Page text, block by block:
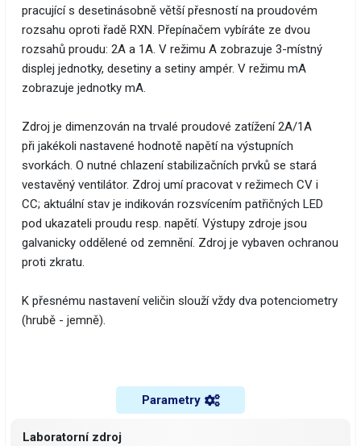
pracující s desetinásobně větší přesností na proudovém
rozsahu oproti řadě RXN. Přepínačem vybíráte ze dvou
rozsahů proudu: 2A a 1A. V režimu A zobrazuje 3-místný
displej jednotky, desetiny a setiny ampér. V režimu mA
zobrazuje jednotky mA.
Zdroj je dimenzován na trvalé proudové zatížení 2A/1A
při jakékoli nastavené hodnotě napětí na výstupních
svorkách. O nutné chlazení stabilizačních prvků se stará
vestavěný ventilátor. Zdroj umí pracovat v režimech CV i
CC; aktuální stav je indikován rozsvícením patřičných LED
pod ukazateli proudu resp. napětí. Výstupy zdroje jsou
galvanicky oddělené od zemnění. Zdroj je vybaven ochranou
proti zkratu.
K přesnému nastavení veličin slouží vždy dva potenciometry
(hrubě - jemně).
Parametry
Laboratorní zdroj